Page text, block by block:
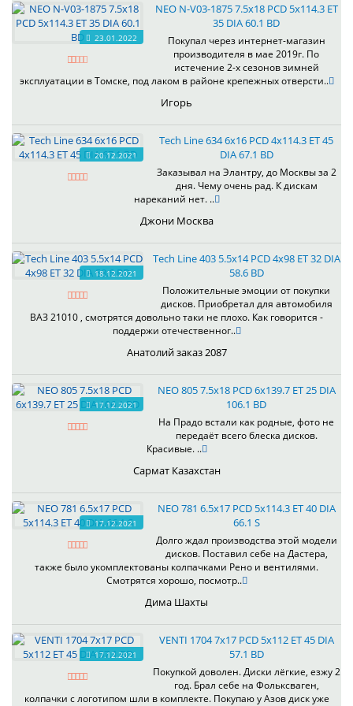
23.01.2022
NEO N-V03-1875 7.5x18 PCD 5x114.3 ET
35 DIA 60.1 BD
Покупал через интернет-магазин
производителя в мае 2019г. По
истечение 2-х сезонов зимней
эксплуатации в Томске, под лаком в районе крепежных отверсти..
Игорь
20.12.2021
Tech Line 634 6x16 PCD 4x114.3 ET 45
DIA 67.1 BD
Заказывал на Элантру, до Москвы за 2
дня. Чему очень рад. К дискам
нареканий нет. ..
Джони Москва
18.12.2021
Tech Line 403 5.5x14 PCD 4x98 ET 32 DIA
58.6 BD
Положительные эмоции от покупки
дисков. Приобретал для автомобиля
ВАЗ 21010 , смотрятся довольно таки не плохо. Как говорится -
поддержи отечественног..
Анатолий заказ 2087
17.12.2021
NEO 805 7.5x18 PCD 6x139.7 ET 25 DIA
106.1 BD
На Прадо встали как родные, фото не
передаёт всего блеска дисков.
Красивые. ..
Сармат Казахстан
17.12.2021
NEO 781 6.5x17 PCD 5x114.3 ET 40 DIA
66.1 S
Долго ждал производства этой модели
дисков. Поставил себе на Дастера,
также было укомплектованы колпачками Рено и вентилями.
Смотрятся хорошо, посмотр..
Дима Шахты
17.12.2021
VENTI 1704 7x17 PCD 5x112 ET 45 DIA
57.1 BD
Покупкой доволен. Диски лёгкие, езжу 2
год. Брал себе на Фольксваген,
колпачки с логотипом шли в комплекте. Покупаю у Азов диск уже